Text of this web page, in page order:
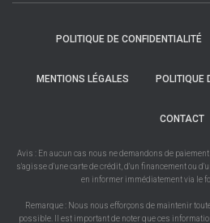
POLITIQUE DE CONFIDENTIALITÉ
MENTIONS LÉGALES POLITIQUE
CONTACT
Avis : En aucun cas nous ne demandons de
s'agisse d'une carte de crédit, d'un financement ou
en informer immédiatement via le
Remarque : Nous nous efforçons de maintenir
possible. Il est important de noter que ces